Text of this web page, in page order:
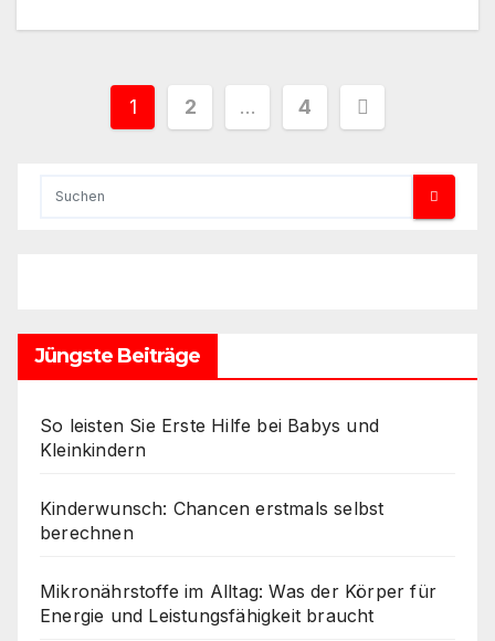
Seitennummerierung
Beiträge
1 2 … 4
Jüngste Beiträge
So leisten Sie Erste Hilfe bei Babys und
Kleinkindern
Kinderwunsch: Chancen erstmals selbst
berechnen
Mikronährstoffe im Alltag: Was der Körper für
Energie und Leistungsfähigkeit braucht